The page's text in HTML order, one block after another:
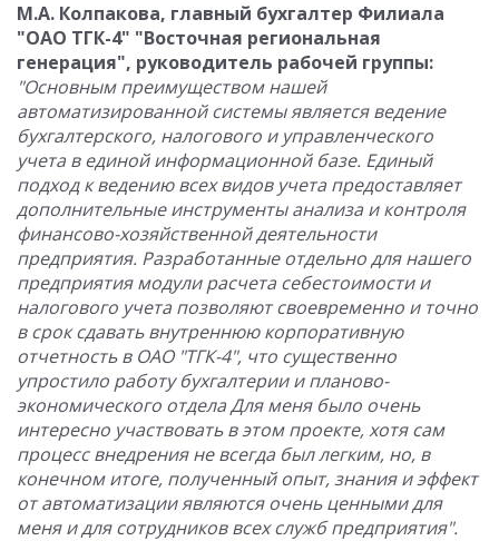
М.А. Колпакова, главный бухгалтер Филиала
"ОАО ТГК-4" "Восточная региональная
генерация", руководитель рабочей группы:
"Основным преимуществом нашей
автоматизированной системы является ведение
бухгалтерского, налогового и управленческого
учета в единой информационной базе. Единый
подход к ведению всех видов учета предоставляет
дополнительные инструменты анализа и контроля
финансово-хозяйственной деятельности
предприятия. Разработанные отдельно для нашего
предприятия модули расчета себестоимости и
налогового учета позволяют своевременно и точно
в срок сдавать внутреннюю корпоративную
отчетность в ОАО "ТГК-4", что существенно
упростило работу бухгалтерии и планово-
экономического отдела Для меня было очень
интересно участвовать в этом проекте, хотя сам
процесс внедрения не всегда был легким, но, в
конечном итоге, полученный опыт, знания и эффект
от автоматизации являются очень ценными для
меня и для сотрудников всех служб предприятия".